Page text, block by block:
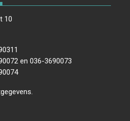
10
en 036-3690073